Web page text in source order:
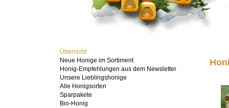
Übersicht
Neue Honige im Sortiment
Honig-Empfehlungen aus dem Newsletter
Unsere Lieblingshonige
Alle Honigsorten
Sparpakete
Bio-Honig